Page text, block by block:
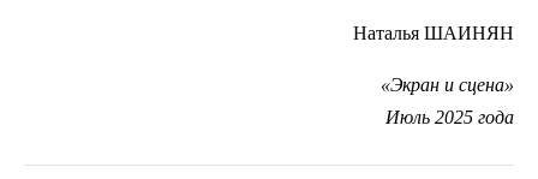
Наталья ШАИНЯН
«Экран и сцена»
Июль 2025 года